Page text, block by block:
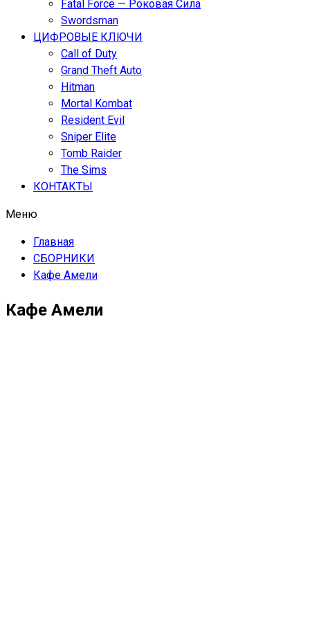
Fatal Force — Роковая Сила
Swordsman
ЦИФРОВЫЕ КЛЮЧИ
Call of Duty
Grand Theft Auto
Hitman
Mortal Kombat
Resident Evil
Sniper Elite
Tomb Raider
The Sims
КОНТАКТЫ
Меню
Главная
СБОРНИКИ
Кафе Амели
Кафе Амели